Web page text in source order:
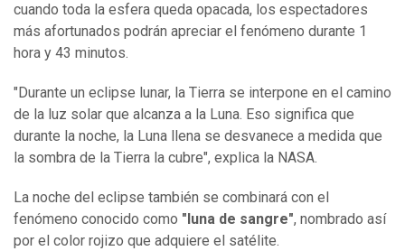
cuando toda la esfera queda opacada, los espectadores
más afortunados podrán apreciar el fenómeno durante 1
hora y 43 minutos.
"Durante un eclipse lunar, la Tierra se interpone en el camino
de la luz solar que alcanza a la Luna. Eso significa que
durante la noche, la Luna llena se desvanece a medida que
la sombra de la Tierra la cubre", explica la NASA.
La noche del eclipse también se combinará con el
fenómeno conocido como " luna de sangre", nombrado así
por el color rojizo que adquiere el satélite.